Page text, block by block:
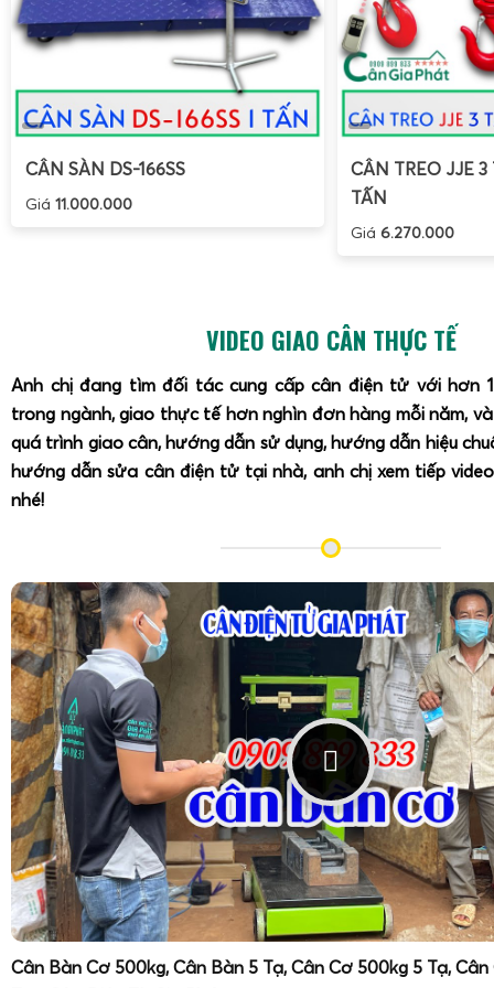
chất xâm nhập gây chập cháy.
Quản lý pin 6V-10Ah dung lượng cao:Sạc đúng bộ
pin cạn kiệt hoàn toàn trong thời gian dài, tránh
Khi phát hiện các lỗi như số nhảy không ổn định, không
tín hiệu từ
, nên liên hệ đơn vị
để được hỗ trợ kỹ thuật. Việc tự ý
không có chuyên môn có thể làm hỏng cảm biến lực,
CÂN SÀN DS-166SS
Giá 11.000.000
CÂN TREO JJE
TẤN
Giá6.270.000
VIDEO GIAO CÂN THỰC TẾ
Anh chị đang tìm đối tác cung cấp cân điện tử với hơn
trong ngành, giao thực tế hơn nghìn đơn hàng mỗi năm,
quá trình giao cân, hướng dẫn sử dụng, hướng dẫn hiệu
hướng dẫn sửa cân điện tử tại nhà, anh chị xem tiếp
nhé!
Cân Bàn Cơ 500kg, Cân Bàn 5 Tạ, Cân Cơ 500kg 5 Tạ,